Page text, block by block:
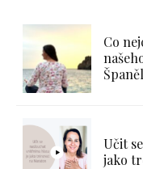
Co
Učit
jako